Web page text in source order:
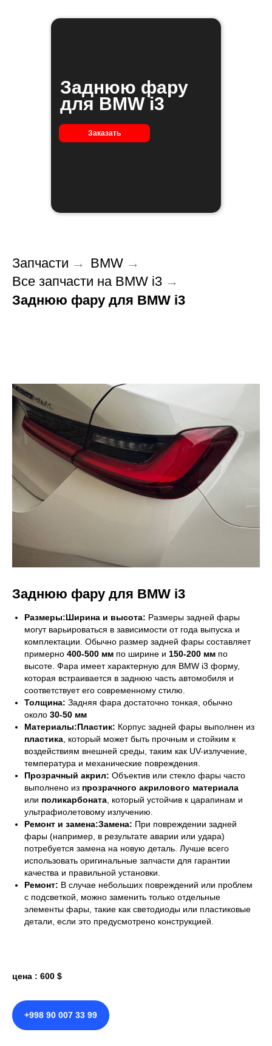
Заднюю фару
для BMW i3
Заказать
Запчасти → BMW →
Все запчасти на BMW i3 →
Заднюю фару для BMW i3
Заднюю фару для BMW i3
Размеры:Ширина и высота: Размеры задней фары
могут варьироваться в зависимости от года выпуска и
комплектации. Обычно размер задней фары составляет
примерно 400-500 мм по ширине и 150-200 мм по
высоте. Фара имеет характерную для BMW i3 форму,
которая встраивается в заднюю часть автомобиля и
соответствует его современному стилю.
Толщина: Задняя фара достаточно тонкая, обычно
около 30-50 мм
Материалы:Пластик: Корпус задней фары выполнен из
пластика , который может быть прочным и стойким к
воздействиям внешней среды, таким как UV-излучение,
температура и механические повреждения.
Прозрачный акрил: Объектив или стекло фары часто
выполнено из прозрачного акрилового материала
или поликарбоната , который устойчив к царапинам и
ультрафиолетовому излучению.
Ремонт и замена:Замена: При повреждении задней
фары (например, в результате аварии или удара)
потребуется замена на новую деталь. Лучше всего
использовать оригинальные запчасти для гарантии
качества и правильной установки.
Ремонт: В случае небольших повреждений или проблем
с подсветкой, можно заменить только отдельные
элементы фары, такие как светодиоды или пластиковые
детали, если это предусмотрено конструкцией.
цена : 600 $
+998 90 007 33 99